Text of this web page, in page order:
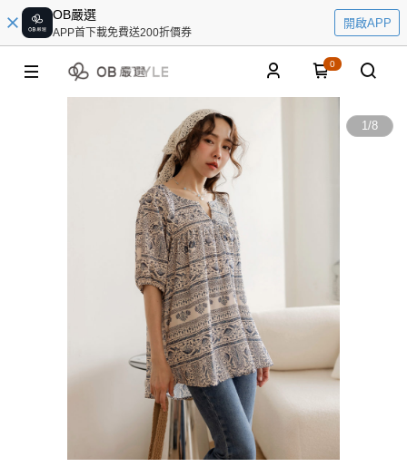
OB嚴選
APP首下載免費送200折價券
開啟APP
0
1/8